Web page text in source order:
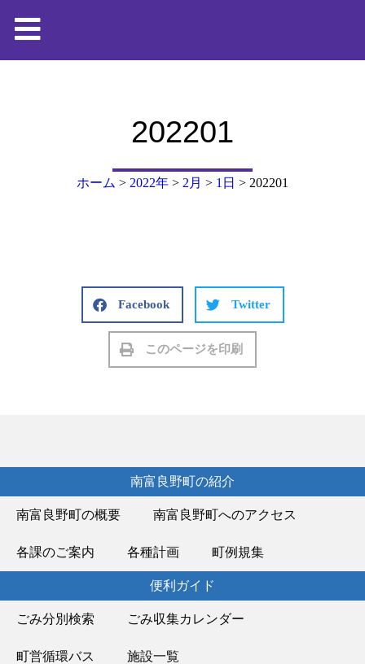
202201
ホーム > 2022年 > 2月 > 1日 > 202201
Facebook Twitter
このページを印刷
南富良野町の紹介
南富良野町の概要 南富良野町へのアクセス
各課のご案内 各種計画 町例規集
便利ガイド
ごみ分別検索 ごみ収集カレンダー
町営循環バス 施設一覧